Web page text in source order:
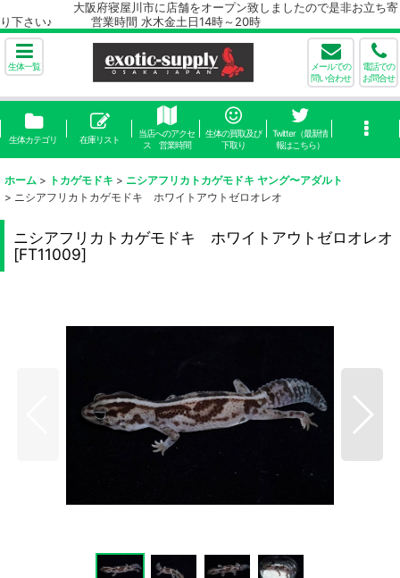
大阪府寝屋川市に店舗をオープン致しましたので是非お立ち寄
り下さい♪ 営業時間 水木金土日14時～20時
生体一覧
メールでの
問い合わせ
電話での
お問合せ
生体カテゴリ 在庫リスト
当店へのアクセ
ス 営業時間
生体の買取及び
下取り
Twitter（最新情
報はこちら）
ホーム > トカゲモドキ > ニシアフリカトカゲモドキ ヤング〜アダルト
> ニシアフリカトカゲモドキ ホワイトアウトゼロオレオ
ニシアフリカトカゲモドキ ホワイトアウトゼロオレオ
[FT11009]